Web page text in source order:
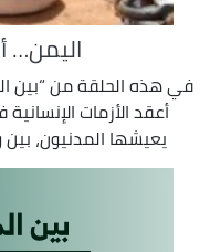
اليمن…
في هذه الحلقة من “بين
أعقد الأزمات
يعيشها المدنيون،